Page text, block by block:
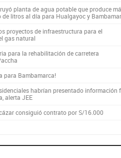
planta de agua potable que produce
de litros al día para Hualgayoc y
proyectos de infraestructura para el
gas natural
para la rehabilitación de carretera
para Bambamarca!
habrían presentado información
alerta JEE
consiguió contrato por S/16.000